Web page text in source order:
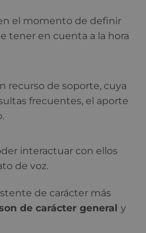
el momento de definir
tener en cuenta a la hora
recurso de soporte, cuya
frecuentes, el aporte
interactuar con ellos
de voz.
de carácter más
de carácter general y